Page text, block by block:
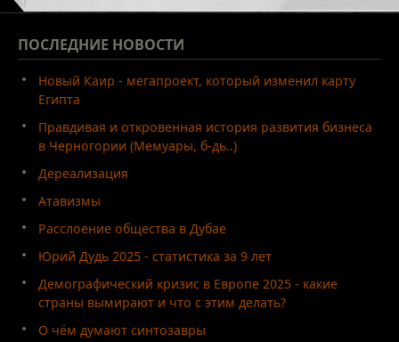
ПОСЛЕДНИЕ НОВОСТИ
Новый Каир - мегапроект, который изменил карту
Египта
Правдивая и откровенная история развития бизнеса
в Черногории (Мемуары, б-дь..)
Дереализация
Атавизмы
Расслоение общества в Дубае
Юрий Дудь 2025 - статистика за 9 лет
Демографический кризис в Европе 2025 - какие
страны вымирают и что с этим делать?
О чём думают синтозавры